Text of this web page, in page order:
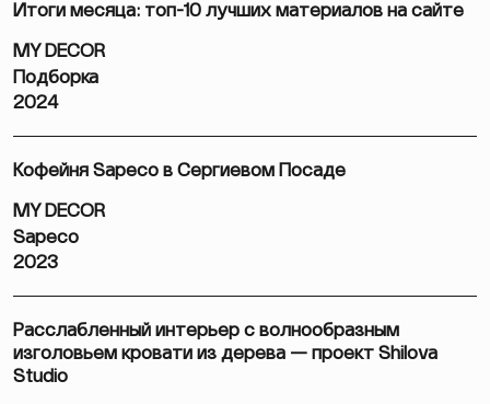
Итоги месяца: топ-10 лучших материалов на сайте
MY DECOR
Подборка
2024
Кофейня Sapeco в Сергиевом Посаде
MY DECOR
Sapeco
2023
Расслабленный интерьер с волнообразным
изголовьем кровати из дерева — проект Shilova
Studio